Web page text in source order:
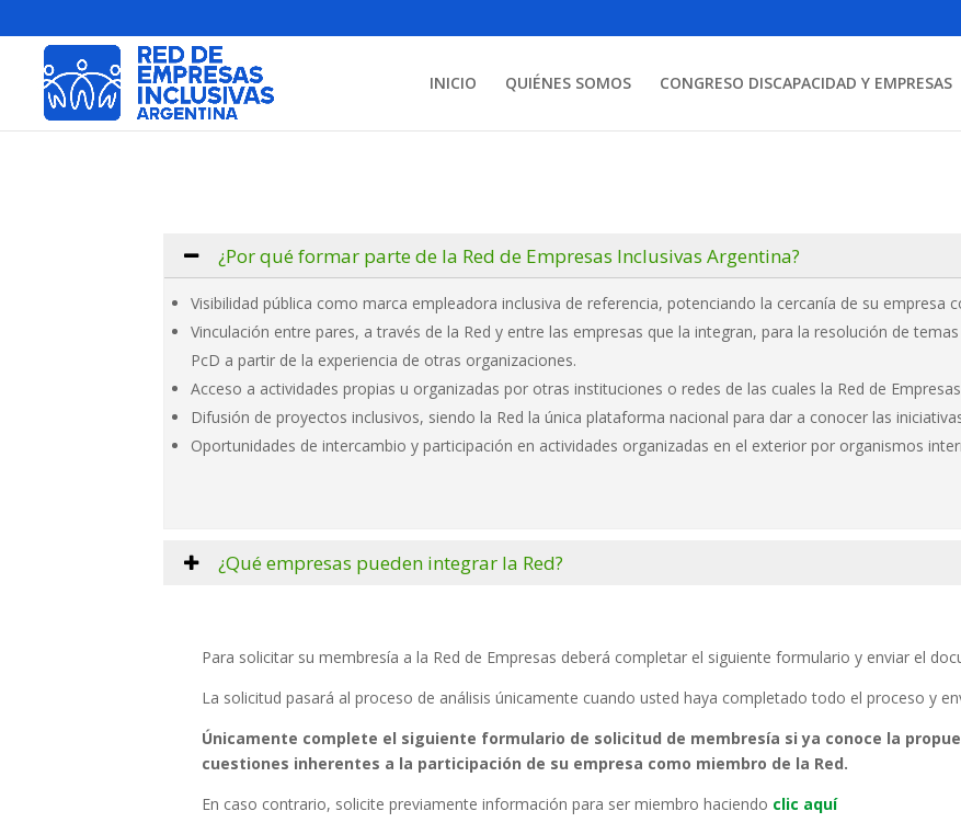
INICIO QUIÉNES SOMOS CONGRESO DISCAPACIDAD Y EMPRESAS
¿Por qué formar parte de la Red de Empresas Inclusivas Argentina?
Visibilidad pública como marca empleadora inclusiva de referencia, potenciando la cercanía de su empresa
Vinculación entre pares, a través de la Red y entre las empresas que la integran, para la resolución de
PcD a partir de la experiencia de otras organizaciones.
Acceso a actividades propias u organizadas por otras instituciones o redes de las cuales la Red de
Difusión de proyectos inclusivos, siendo la Red la única plataforma nacional para dar a conocer las
Oportunidades de intercambio y participación en actividades organizadas en el exterior por organismos
¿Qué empresas pueden integrar la Red?
Para solicitar su membresía a la Red de Empresas deberá completar el siguiente formulario y enviar el
La solicitud pasará al proceso de análisis únicamente cuando usted haya completado todo el proceso y
Únicamente complete el siguiente formulario de solicitud de membresía si ya conoce la
cuestiones inherentes a la participación de su empresa como miembro de la Red.
En caso contrario, solicite previamente información para ser miembro haciendo clic aquí